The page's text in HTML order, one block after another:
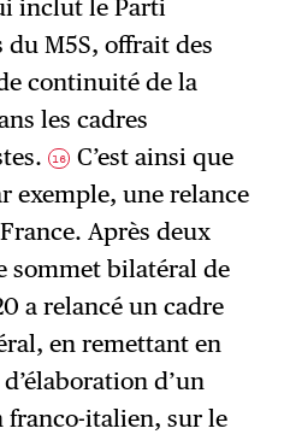
inclut le Parti
du M5S, offrait des
continuité de la
les cadres
16 C’est ainsi que
exemple, une relance
Après deux
sommet bilatéral de
a relancé un cadre
en remettant en
d’un
franco-italien, sur le